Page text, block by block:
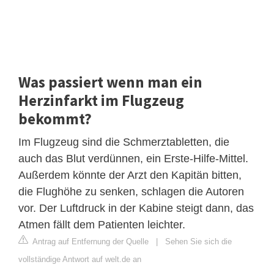
Was passiert wenn man ein
Herzinfarkt im Flugzeug
bekommt?
Im Flugzeug sind die Schmerztabletten, die
auch das Blut verdünnen, ein Erste-Hilfe-Mittel.
Außerdem könnte der Arzt den Kapitän bitten,
die Flughöhe zu senken, schlagen die Autoren
vor. Der Luftdruck in der Kabine steigt dann, das
Atmen fällt dem Patienten leichter.
Antrag auf Entfernung der Quelle | Sehen Sie sich die
vollständige Antwort auf welt.de an